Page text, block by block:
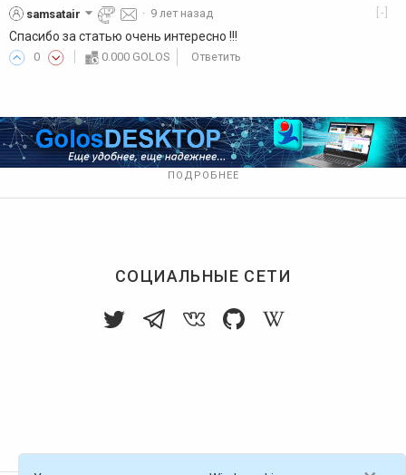
[-]
samsatair · 9 лет назад
Спасибо за статью очень интересно !!!
0 0.000 GOLOS Ответить
ПОДРОБНЕЕ
СОЦИАЛЬНЫЕ СЕТИ